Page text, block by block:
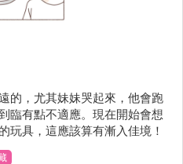
的，尤其妹妹哭起來，他會跑
臨有點不適應。現在開始會想
玩具，這應該算有漸入佳境！